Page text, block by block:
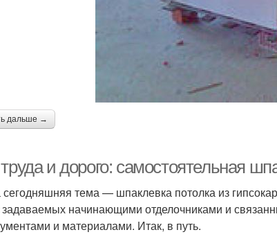
дальше →
и дорого: самостоятельная
тема — шпаклевка потолка из
задаваемых начинающими отделочниками и
и материалами. Итак, в путь.